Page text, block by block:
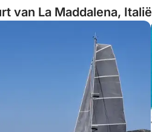
van La Maddalena, Italië